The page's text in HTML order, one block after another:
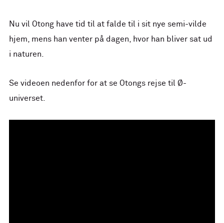
Nu vil Otong have tid til at falde til i sit nye semi-vilde
hjem, mens han venter på dagen, hvor han bliver sat ud
i naturen.
Se videoen nedenfor for at se Otongs rejse til Ø-
universet.